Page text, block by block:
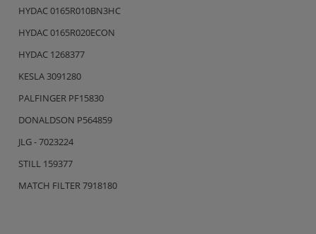
HYDAC 0165R010BN3HC
HYDAC 0165R020ECON
HYDAC 1268377
KESLA 3091280
PALFINGER PF15830
DONALDSON P564859
JLG - 7023224
STILL 159377
MATCH FILTER 7918180